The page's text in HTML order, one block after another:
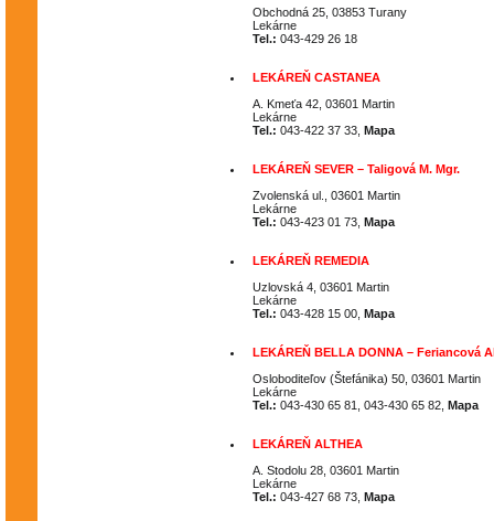
Obchodná 25, 03853 Turany
Lekárne
Tel.: 043-429 26 18
LEKÁREŇ CASTANEA
A. Kmeťa 42, 03601 Martin
Lekárne
Tel.: 043-422 37 33, Mapa
LEKÁREŇ SEVER – Taligová M. Mgr.
Zvolenská ul., 03601 Martin
Lekárne
Tel.: 043-423 01 73, Mapa
LEKÁREŇ REMEDIA
Uzlovská 4, 03601 Martin
Lekárne
Tel.: 043-428 15 00, Mapa
LEKÁREŇ BELLA DONNA – Feriancová
Osloboditeľov (Štefánika) 50, 03601 Martin
Lekárne
Tel.: 043-430 65 81, 043-430 65 82, Mapa
LEKÁREŇ ALTHEA
A. Stodolu 28, 03601 Martin
Lekárne
Tel.: 043-427 68 73, Mapa